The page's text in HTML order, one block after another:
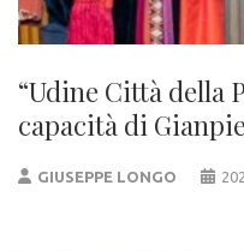
“Udine Città della
capacità di
GIUSEPPE LONGO